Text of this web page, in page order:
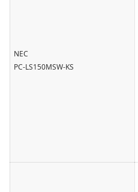
NEC
PC-LS150MSW-KS